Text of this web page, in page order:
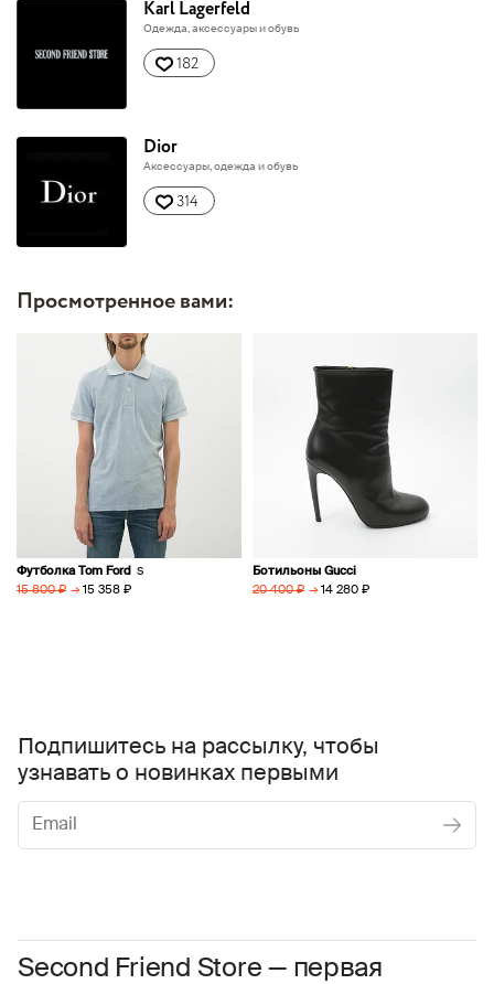
Karl Lagerfeld
Одежда, аксессуары и обувь
182
Dior
Аксессуары, одежда и обувь
314
Просмотренное вами:
Футболка Tom Ford S
15 800 ₽ → 15 358 ₽
Ботильоны Gucci
20 400 ₽ → 14 280 ₽
Second Friend Store — первая
Подпишитесь на рассылку, чтобы
узнавать о новинках первыми
Соглашаюсь с условиями Пользовательского соглашения